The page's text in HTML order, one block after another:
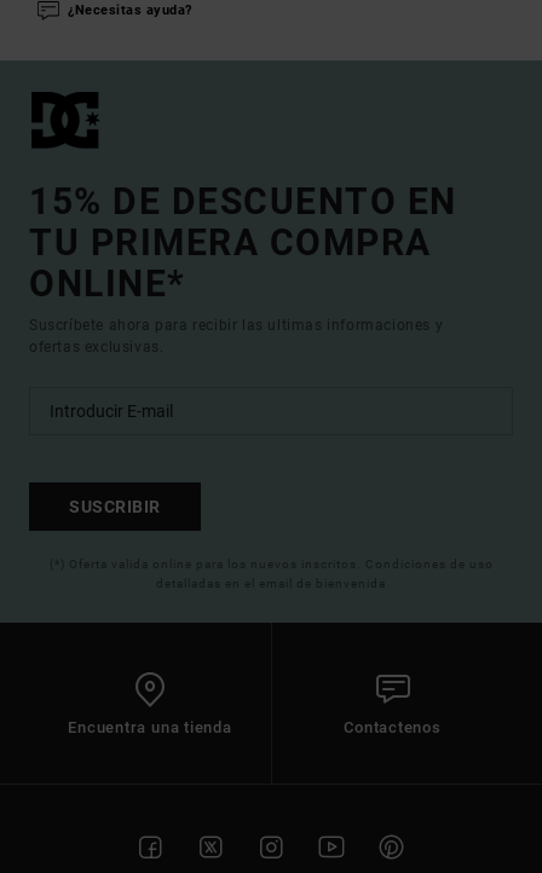
¿Necesitas ayuda?
15% DE DESCUENTO EN
TU PRIMERA COMPRA
ONLINE*
Suscríbete ahora para recibir las ultimas informaciones y
ofertas exclusivas.
SUSCRIBIR
(*) Oferta valida online para los nuevos inscritos. Condiciones de uso
detalladas en el email de bienvenida
Encuentra una tienda Contactenos